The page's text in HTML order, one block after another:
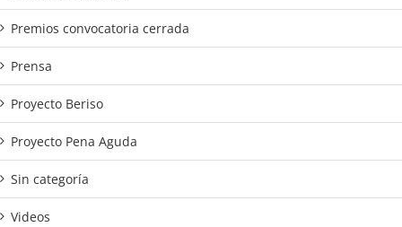
Premios convocatoria cerrada
Prensa
Proyecto Beriso
Proyecto Pena Aguda
Sin categoría
Videos